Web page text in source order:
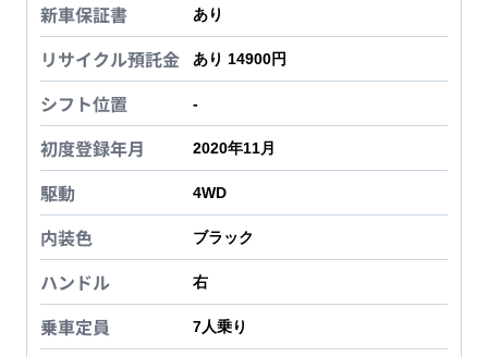
新車保証書 あり
リサイクル預託金 あり 14900円
シフト位置 -
初度登録年月 2020年11月
駆動 4WD
内装色 ブラック
ハンドル 右
乗車定員 7人乗り